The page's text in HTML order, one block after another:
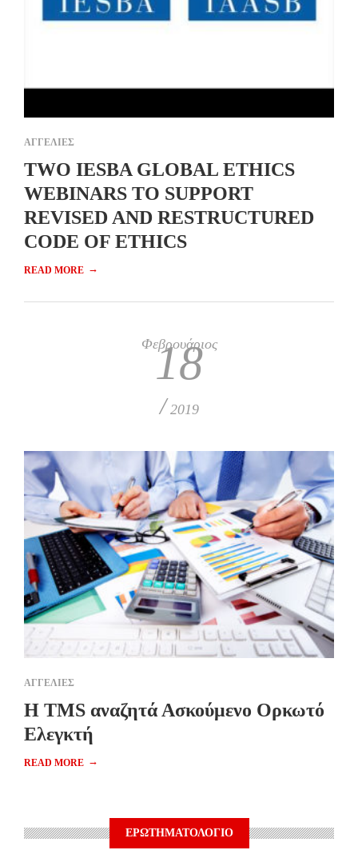
ΑΓΓΕΛΙΕΣ
TWO IESBA GLOBAL ETHICS
WEBINARS TO SUPPORT
REVISED AND RESTRUCTURED
CODE OF ETHICS
READ MORE →
Φεβρουάριος
18
/ 2019
ΑΓΓΕΛΙΕΣ
H TMS αναζητά Ασκούμενο Ορκωτό
Ελεγκτή
READ MORE →
ΕΡΩΤΗΜΑΤΟΛΟΓΙΟ